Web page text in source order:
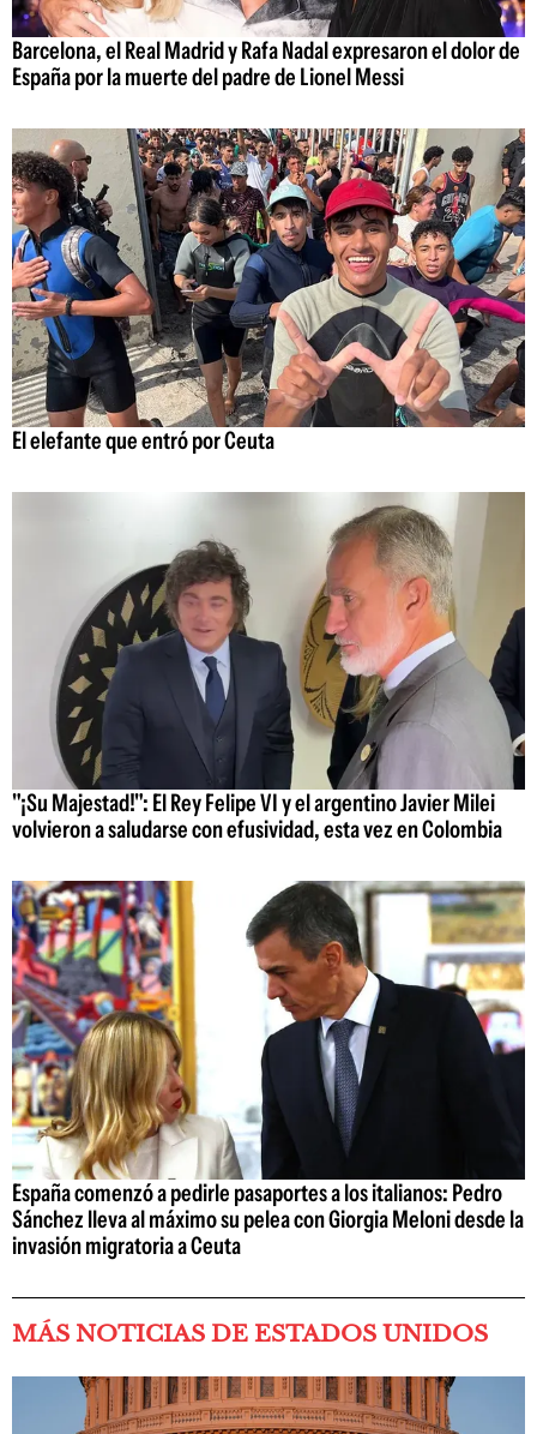
Barcelona, el Real Madrid y Rafa Nadal expresaron el dolor de
España por la muerte del padre de Lionel Messi
El elefante que entró por Ceuta
"¡Su Majestad!": El Rey Felipe VI y el argentino Javier Milei
volvieron a saludarse con efusividad, esta vez en Colombia
España comenzó a pedirle pasaportes a los italianos: Pedro
Sánchez lleva al máximo su pelea con Giorgia Meloni desde la
invasión migratoria a Ceuta
MÁS NOTICIAS DE ESTADOS UNIDOS